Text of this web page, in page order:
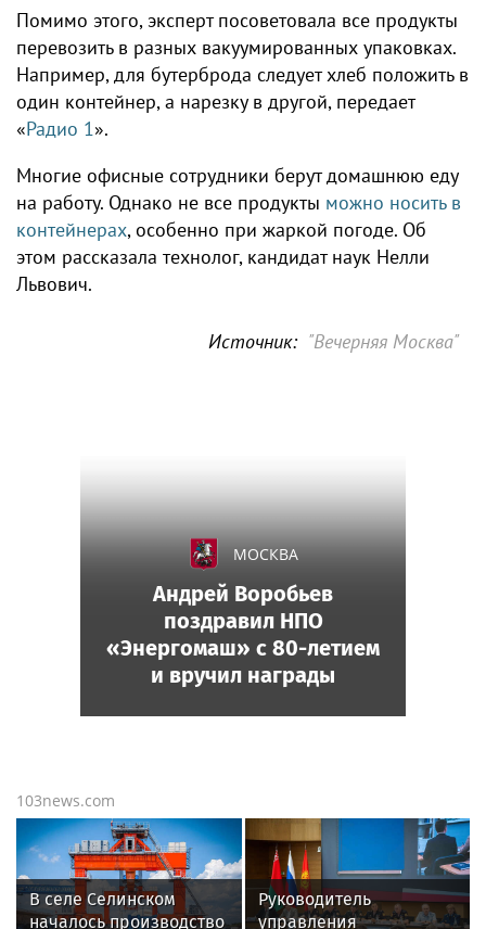
Помимо этого, эксперт посоветовала все продукты
перевозить в разных вакуумированных упаковках.
Например, для бутерброда следует хлеб положить в
один контейнер, а нарезку в другой, передает
«Радио 1».
Многие офисные сотрудники берут домашнюю еду
на работу. Однако не все продукты можно носить в
контейнерах, особенно при жаркой погоде. Об
этом рассказала технолог, кандидат наук Нелли
Львович.
Источник: "Вечерняя Москва"
103news.com
В селе Селинском
началось производство
Руководитель
управления
МОСКВА
Андрей Воробьев
поздравил НПО
«Энергомаш» с 80-летием
и вручил награды